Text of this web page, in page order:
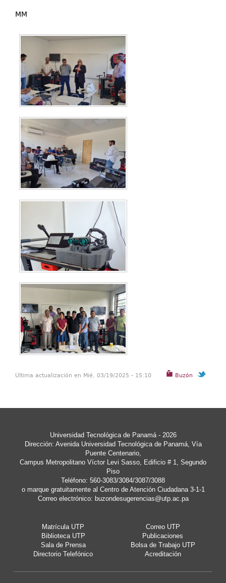
MM
Buzón
Última actualización en Mié, 03/19/2025 - 15:10
Universidad Tecnológica de Panamá - 2026
Dirección: Avenida Universidad Tecnológica de Panamá, Vía
Puente Centenario,
Campus Metropolitano Víctor Levi Sasso, Edificio # 1, Segundo
Piso
Teléfono: 560-3083/3084/3087/3088
o marque gratuitamente al Centro de Atención Ciudadana 3-1-1
Correo electrónico: buzondesugerencias@utp.ac.pa
Matrícula UTP
Correo UTP
Biblioteca UTP
Publicaciones
Sala de Prensa
Bolsa de Trabajo UTP
Directorio Telefónico
Acreditación